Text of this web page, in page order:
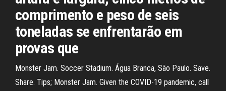
comprimento e peso de seis
toneladas se enfrentarão em
provas que
Monster Jam. Soccer Stadium. Água Branca, São Paulo. Save.
Share. Tips; Monster Jam. Given the COVID-19 pandemic, call